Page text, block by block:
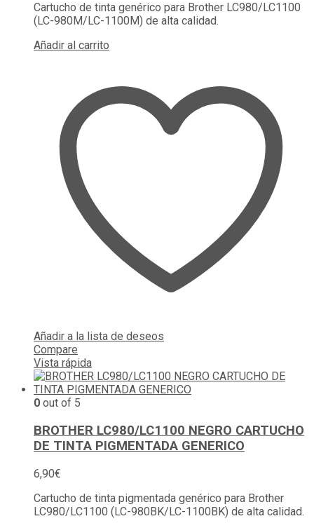
Cartucho de tinta genérico para Brother LC980/LC1100
(LC-980M/LC-1100M) de alta calidad.
Añadir al carrito
Añadir a la lista de deseos
Compare
Vista rápida
0 out of 5
BROTHER LC980/LC1100 NEGRO CARTUCHO
DE TINTA PIGMENTADA GENERICO
6,90€
Cartucho de tinta pigmentada genérico para Brother
LC980/LC1100 (LC-980BK/LC-1100BK) de alta calidad.